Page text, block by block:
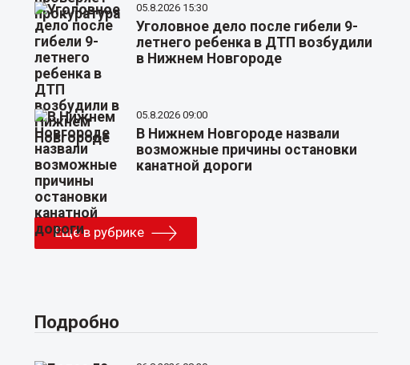
05.8.2026 15:30
Уголовное дело после гибели 9-
летнего ребенка в ДТП возбудили
в Нижнем Новгороде
05.8.2026 09:00
В Нижнем Новгороде назвали
возможные причины остановки
канатной дороги
Еще в рубрике
Подробно